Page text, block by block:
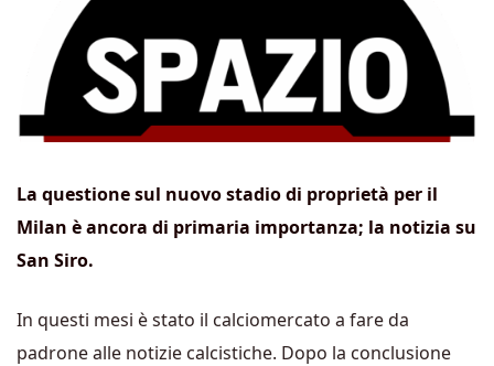
La questione sul nuovo stadio di proprietà per il
Milan è ancora di primaria importanza; la notizia su
San Siro.
In questi mesi è stato il calciomercato a fare da
padrone alle notizie calcistiche. Dopo la conclusione